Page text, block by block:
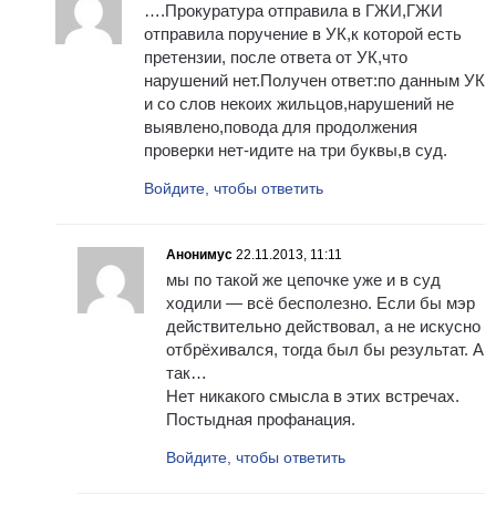
….Прокуратура отправила в ГЖИ,ГЖИ
отправила поручение в УК,к которой есть
претензии, после ответа от УК,что
нарушений нет.Получен ответ:по данным УК
и со слов некоих жильцов,нарушений не
выявлено,повода для продолжения
проверки нет-идите на три буквы,в суд.
Войдите, чтобы ответить
Анонимус 22.11.2013, 11:11
мы по такой же цепочке уже и в суд
ходили — всё бесполезно. Если бы мэр
действительно действовал, а не искусно
отбрёхивался, тогда был бы результат. А
так…
Нет никакого смысла в этих встречах.
Постыдная профанация.
Войдите, чтобы ответить